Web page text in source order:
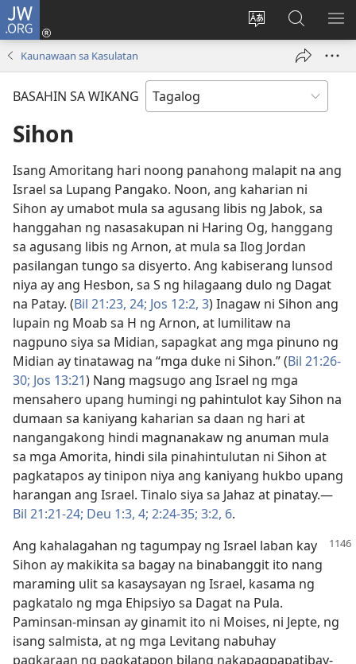
JW.ORG
Baguhin
ng
Mag-
log
bubukas
sa
JW.ORG
Kaunawaan sa Kasulatan
BASAHIN SA WIKANG
Sihon
Isang Amoritang hari noong panahong malapit na ang
Israel sa Lupang Pangako. Noon, ang kaharian ni
Sihon ay umabot mula sa agusang libis ng Jabok, sa
hanggahan ng nasasakupan ni Haring Og, hanggang
sa agusang libis ng Arnon, at mula sa Ilog Jordan
pasilangan tungo sa disyerto. Ang kabiserang lunsod
niya ay ang Hesbon, sa S ng hilagaang dulo ng Dagat
na Patay. (Bil 21:23, 24; Jos 12:2, 3) Inagaw ni Sihon ang
lupain ng Moab sa H ng Arnon, at lumilitaw na
nagpuno siya sa Midian, sapagkat ang mga pinuno ng
Midian ay tinatawag na “mga duke ni Sihon.” (Bil 21:26-
30; Jos 13:21) Nang magsugo ang Israel ng mga
mensahero upang humingi ng pahintulot kay Sihon na
dumaan sa kaniyang kaharian sa daan ng hari at
nangangakong hindi magnanakaw ng anuman mula
sa mga Amorita, hindi sila pinahintulutan ni Sihon at
pagkatapos ay tinipon niya ang kaniyang hukbo upang
harangan ang Israel. Tinalo siya sa Jahaz at pinatay.​—
Bil 21:21-24; Deu 1:3, 4; 2:24-35; 3:2, 6.
Ang kahalagahan ng tagumpay ng Israel laban kay
Sihon ay makikita sa bagay na binabanggit ito nang
maraming ulit sa kasaysayan ng Israel, kasama ng
pagkatalo ng mga Ehipsiyo sa Dagat na Pula.
Paminsan-minsan ay ginamit ito ni Moises, ni Jepte, ng
isang salmista, at ng mga Levitang nabuhay
pagkaraan ng pagkatapon bilang nakapagpapatibay-